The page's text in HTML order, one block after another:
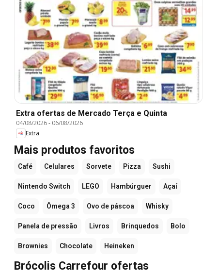
Extra ofertas de Mercado Terça e Quinta
04/08/2026- 06/08/2026
Extra
Mais produtos favoritos
Café Celulares Sorvete Pizza Sushi
Nintendo Switch LEGO Hambúrguer Açaí
Coco Ômega 3 Ovo de páscoa Whisky
Panela de pressão Livros Brinquedos Bolo
Brownies Chocolate Heineken
Brócolis Carrefour ofertas